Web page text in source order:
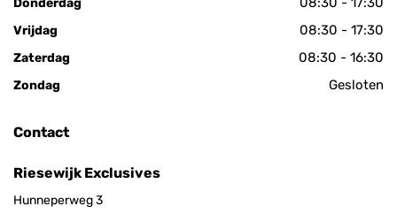
Donderdag
Vrijdag 08:30 - 17:30
Zaterdag 08:30 - 16:30
Zondag Gesloten
Contact
Riesewijk Exclusives
Hunneperweg 3